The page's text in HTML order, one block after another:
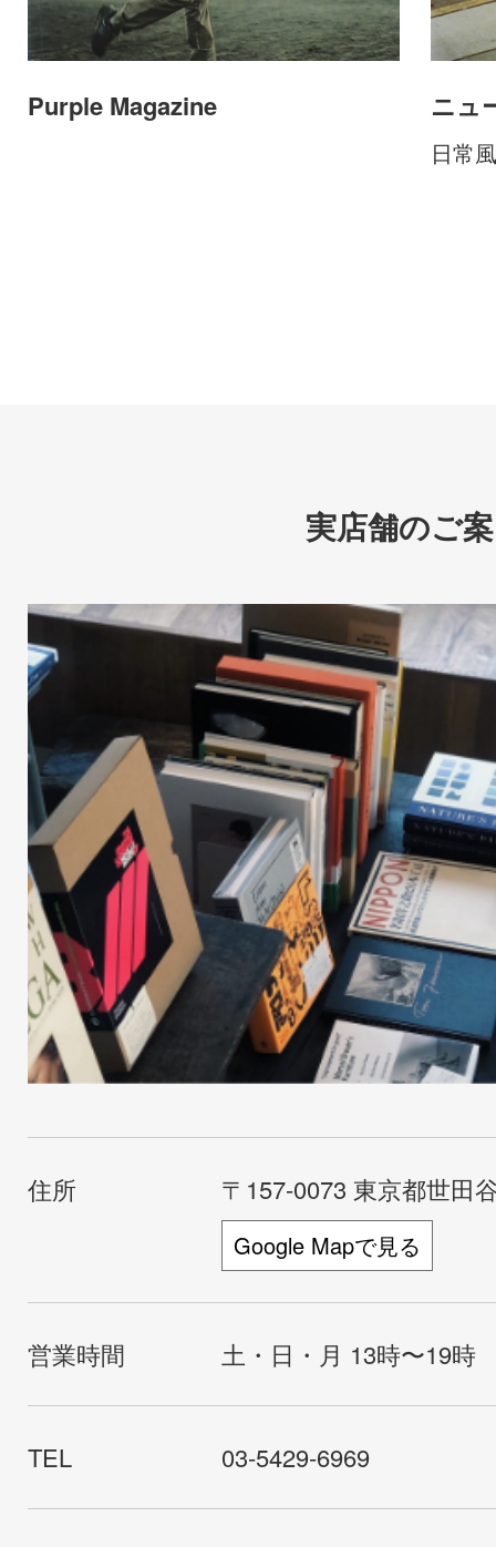
Purple Magazine ニュ
日常
実店舗のご
住所 〒157-0073 東京都世田
Google Mapで見る
営業時間 土・日・月 13時〜19時
TEL 03-5429-6969